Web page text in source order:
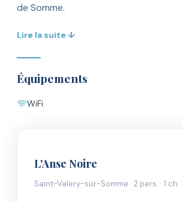
de Somme.
Lire la suite ↓
Équipements
WiFi
L'Anse Noire
Saint-Valery-sur-Somme · 2 pers. · 1 ch.